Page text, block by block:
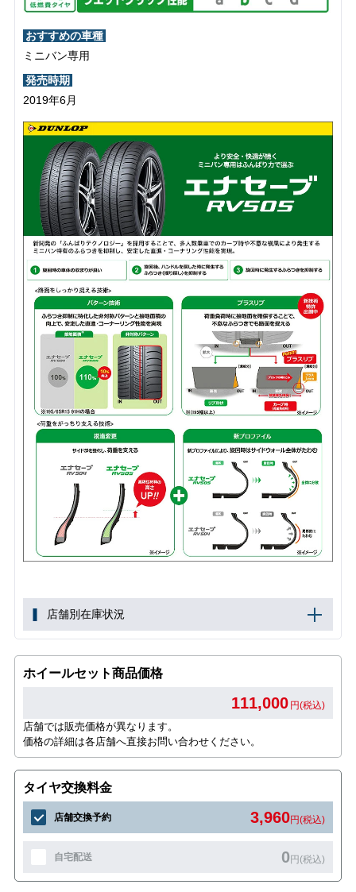
おすすめの車種
ミニバン専用
発売時期
2019年6月
店舗別在庫状況
ホイールセット商品価格
111,000 円(税込)
店舗では販売価格が異なります。
価格の詳細は各店舗へ直接お問い合わせください。
タイヤ交換料金
店舗交換予約 3,960円(税込)
自宅配送 0円(税込)